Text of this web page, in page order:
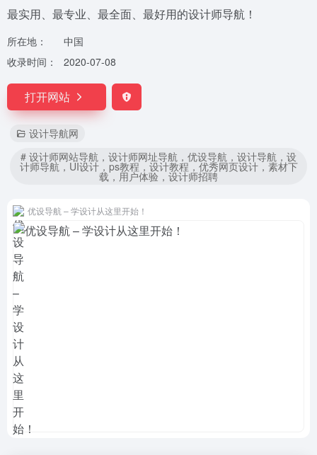
最实用、最专业、最全面、最好用的设计师导航！
所在地：
中国
收录时间：
2020-07-08
打开网站
设计导航网
# 设计师网站导航，设计师网址导航，优设导航，设计导航，设
计师导航，UI设计，ps教程，设计教程，优秀网页设计，素材下
载，用户体验，设计师招聘
优设导航 – 学设计从这里开始！